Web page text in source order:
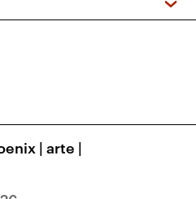
| arte |